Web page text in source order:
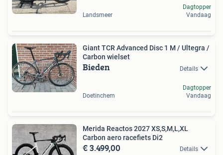
Landsmeer
Dagtopper
Vandaag
Giant TCR Advanced Disc 1 M / Ultegra /
Carbon wielset
Bieden Details
Doetinchem
Dagtopper
Vandaag
Merida Reactos 2027 XS,S,M,L,XL
Carbon aero racefiets Di2
€ 3.499,00 Details